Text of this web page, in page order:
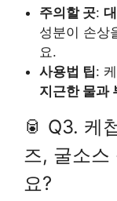
주의할 곳:
성분이 손상
요.
사용법 팁:
지근한 물과
🥫 Q3. 케
즈, 굴소
요?